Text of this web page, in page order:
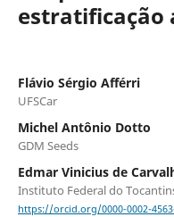
estratificação
Flávio Sérgio Afférri
UFSCar
Michel Antônio Dotto
GDM Seeds
Edmar Vinicius de
Instituto Federal do
https://orcid.org/0000-0002-